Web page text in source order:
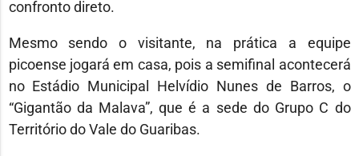
confronto direto.
Mesmo sendo o visitante, na prática a equipe
picoense jogará em casa, pois a semifinal acontecerá
no Estádio Municipal Helvídio Nunes de Barros, o
“Gigantão da Malava”, que é a sede do Grupo C do
Território do Vale do Guaribas.